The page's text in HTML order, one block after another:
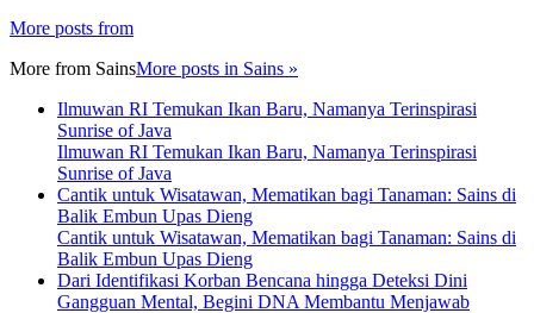
More posts from
More from SainsMore posts in Sains »
Ilmuwan RI Temukan Ikan Baru, Namanya Terinspirasi
Sunrise of Java
Ilmuwan RI Temukan Ikan Baru, Namanya Terinspirasi
Sunrise of Java
Cantik untuk Wisatawan, Mematikan bagi Tanaman: Sains di
Balik Embun Upas Dieng
Cantik untuk Wisatawan, Mematikan bagi Tanaman: Sains di
Balik Embun Upas Dieng
Dari Identifikasi Korban Bencana hingga Deteksi Dini
Gangguan Mental, Begini DNA Membantu Menjawab